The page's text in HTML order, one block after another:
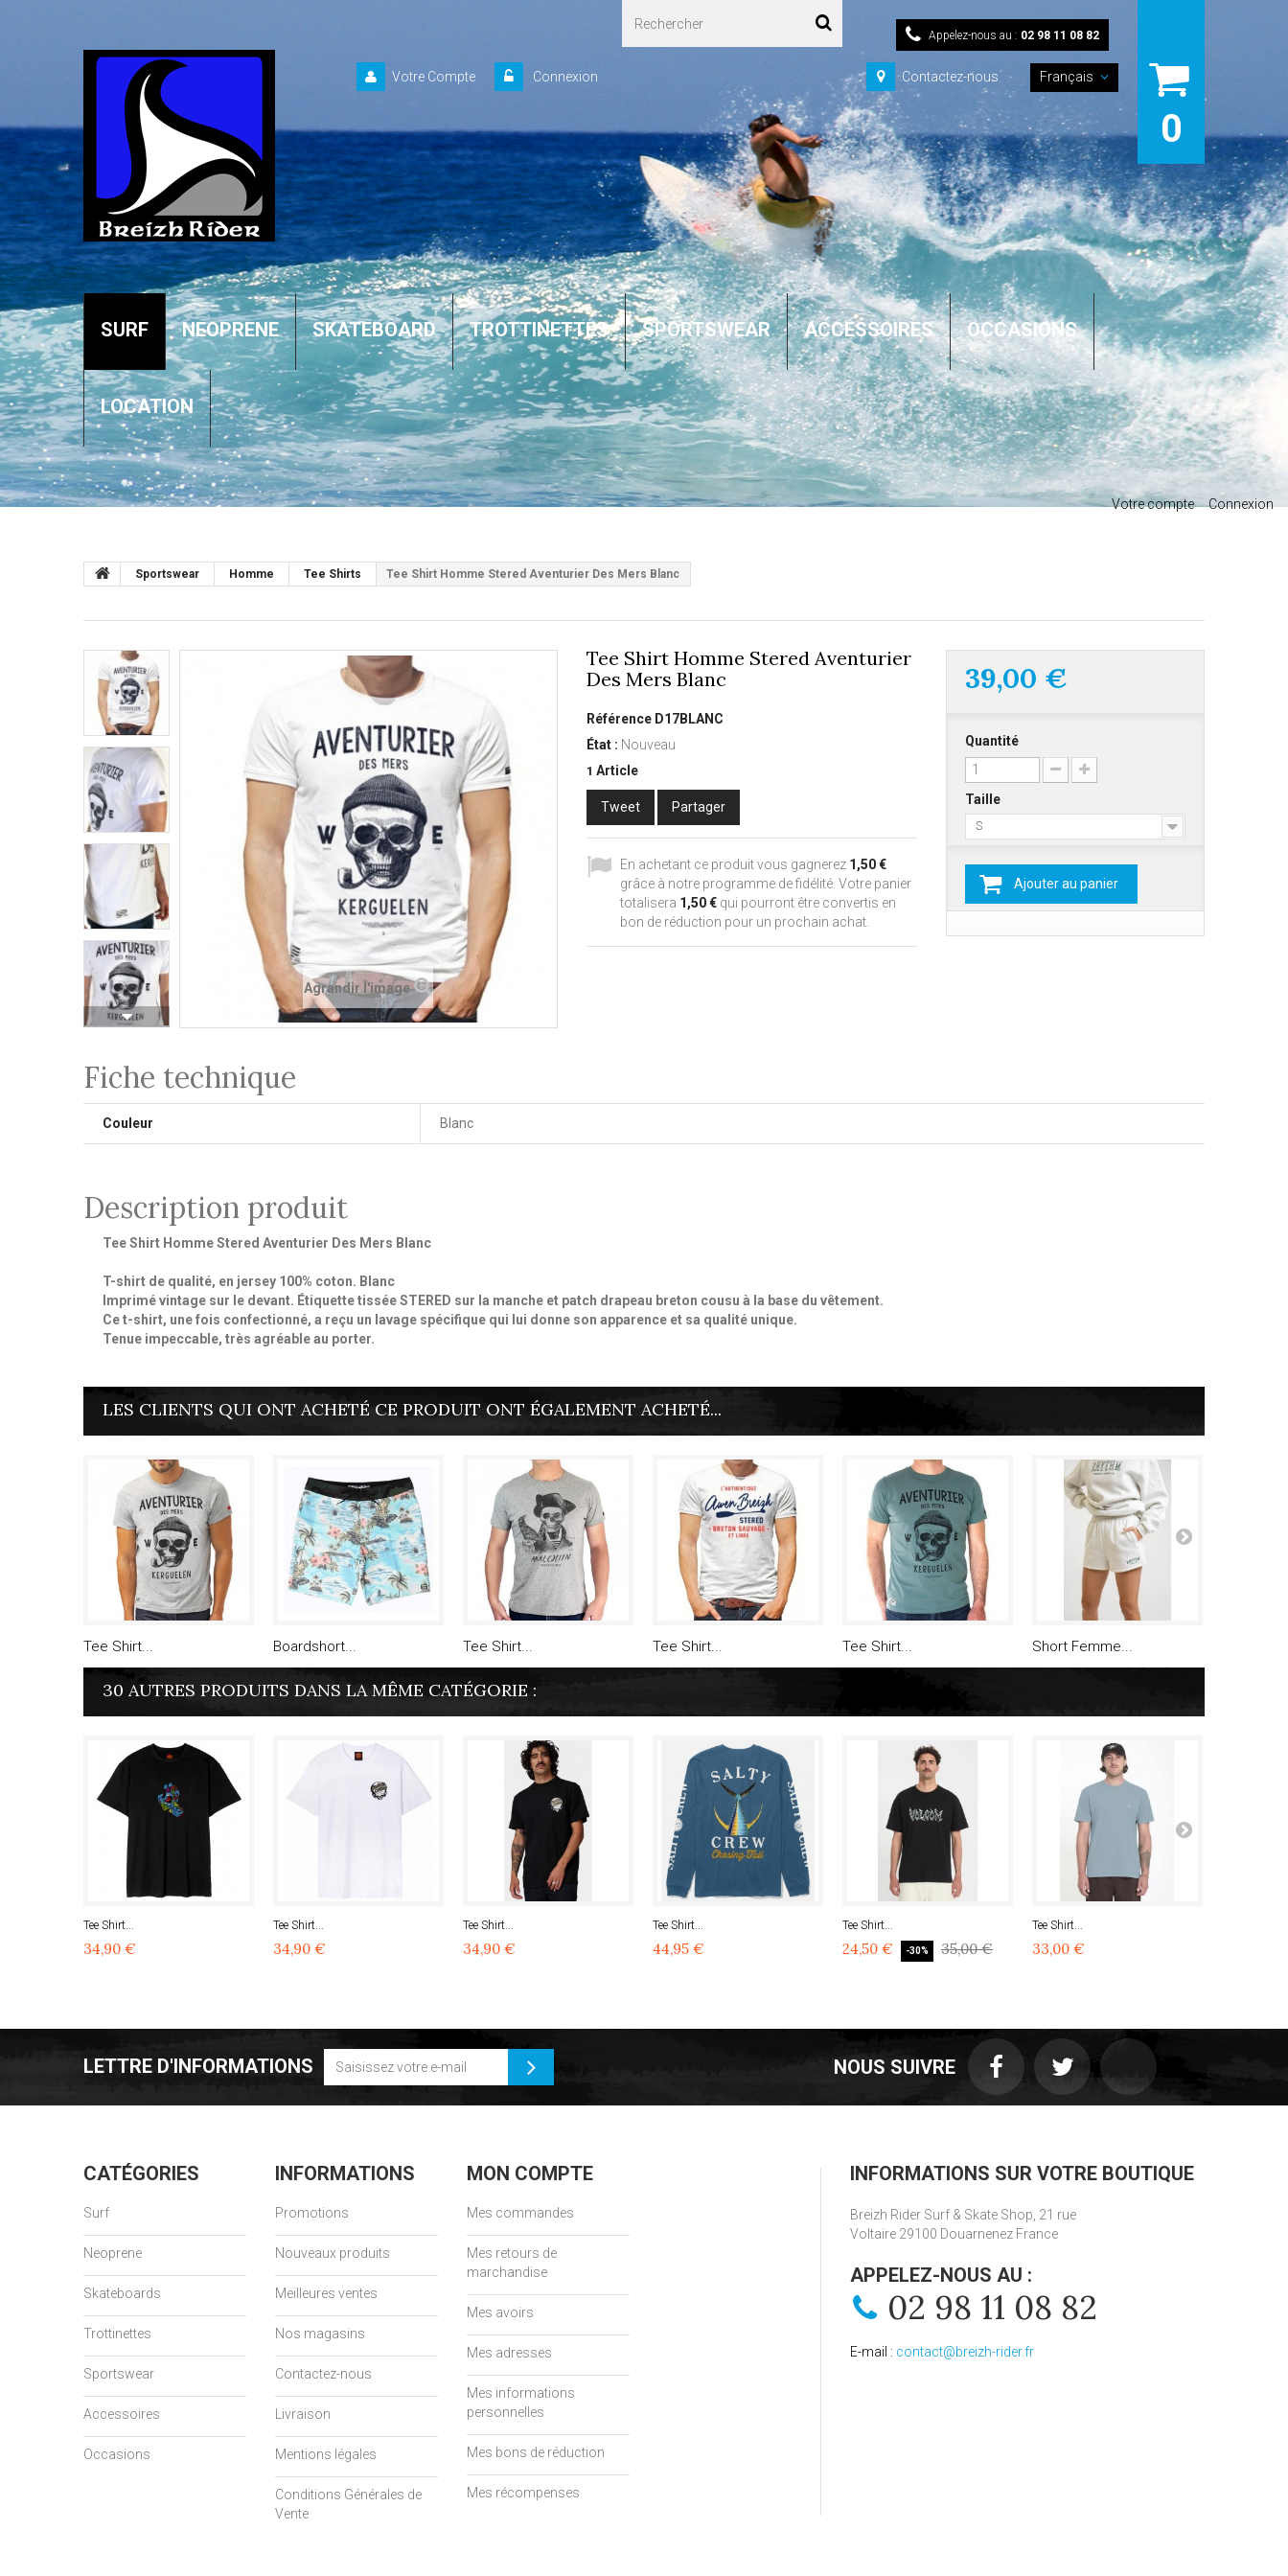
0
Français
Contactez-nous
Appelez-nous au : 02 98 11 08 82
Connexion
Votre Compte
SURF NEOPRENE SKATEBOARD TROTTINETTES SPORTSWEAR ACCESSOIRES OCCASIONS
LOCATION
Votre compte Connexion
Sportswear Homme Tee Shirts Tee Shirt Homme Stered Aventurier Des Mers Blanc
Agrandir l'image
Tee Shirt Homme Stered Aventurier
Des Mers Blanc
Référence D17BLANC
État : Nouveau
1 Article
Tweet Partager
En achetant ce produit vous gagnerez 1,50 €
grâce à notre programme de fidélité. Votre panier
totalisera 1,50 €qui pourront être convertis en
bon de réduction pour un prochain achat.
39,00 €
Quantité
Taille
S
Ajouter au panier
Fiche technique
Couleur Blanc
Description produit
Tee Shirt Homme Stered Aventurier Des Mers Blanc
T-shirt de qualité, en jersey 100% coton. Blanc
Imprimé vintage sur le devant. Étiquette tissée STERED sur la manche et patch drapeau breton cousu à la base du vêtement.
Ce t-shirt, une fois confectionné, a reçu un lavage spécifique qui lui donne son apparence et sa qualité unique.
Tenue impeccable, très agréable au porter.
LES CLIENTS QUI ONT ACHETÉ CE PRODUIT ONT ÉGALEMENT ACHETÉ...
Tee Shirt... Boardshort... Tee Shirt... Tee Shirt... Tee Shirt... Short Femme...
30 AUTRES PRODUITS DANS LA MÊME CATÉGORIE :
Tee Shirt...
34,90 €
Tee Shirt...
34,90 €
Tee Shirt...
34,90 €
Tee Shirt...
44,95 €
Tee Shirt...
24,50 € -30% 35,00 €
Tee Shirt...
33,00 €
LETTRE D'INFORMATIONS NOUS SUIVRE
CATÉGORIES
Surf
Neoprene
Skateboards
Trottinettes
Sportswear
Accessoires
Occasions
INFORMATIONS
Promotions
Nouveaux produits
Meilleures ventes
Nos magasins
Contactez-nous
Livraison
Mentions légales
Conditions Générales de
Vente
MON COMPTE
Mes commandes
Mes retours de
marchandise
Mes avoirs
Mes adresses
Mes informations
personnelles
Mes bons de réduction
Mes récompenses
INFORMATIONS SUR VOTRE BOUTIQUE
Breizh Rider Surf & Skate Shop, 21 rue
Voltaire 29100 Douarnenez France
APPELEZ-NOUS AU :
02 98 11 08 82
E-mail : contact@breizh-rider.fr